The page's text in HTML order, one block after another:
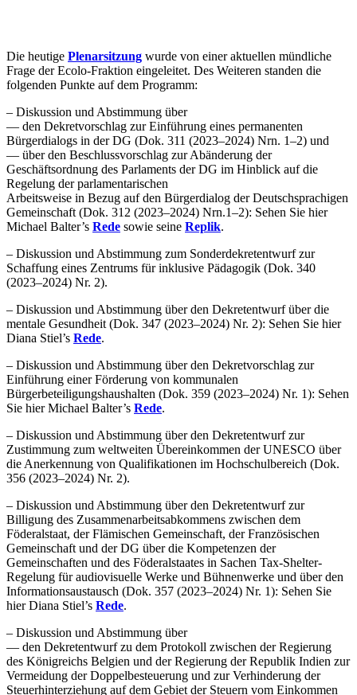
Die heutige Plenarsitzung wurde von einer aktuellen mündliche
Frage der Ecolo-Fraktion eingeleitet. Des Weiteren standen die
folgenden Punkte auf dem Programm:
– Diskussion und Abstimmung über
— den Dekretvorschlag zur Einführung eines permanenten
Bürgerdialogs in derDG (Dok. 311 (2023–2024) Nrn. 1–2) und
— über den Beschlussvorschlag zur Abänderung der
Geschäftsordnung des Parlaments derDG im Hinblick auf die
Regelung der parlamentarischen
Arbeitsweise in Bezug auf den Bürgerdialog der Deutschsprachigen
Gemeinschaft (Dok. 312 (2023–2024) Nrn.1–2): Sehen Sie hier
Michael Balter’s Rede sowie seine Replik.
– Diskussion und Abstimmung zum Sonderdekretentwurf zur
Schaffung eines Zentrums für inklusive Pädagogik (Dok. 340
(2023–2024) Nr. 2).
– Diskussion und Abstimmung über den Dekretentwurf über die
mentale Gesundheit (Dok. 347 (2023–2024) Nr. 2): Sehen Sie hier
Diana Stiel’s Rede.
– Diskussion und Abstimmung über den Dekretvorschlag zur
Einführung einer Förderung von kommunalen
Bürgerbeteiligungshaushalten (Dok. 359 (2023–2024) Nr. 1): Sehen
Sie hier Michael Balter’s Rede.
– Diskussion und Abstimmung über den Dekretentwurf zur
Zustimmung zum weltweiten Übereinkommen derUNESCO über
die Anerkennung von Qualifikationen im Hochschulbereich (Dok.
356 (2023–2024) Nr. 2).
– Diskussion und Abstimmung über den Dekretentwurf zur
Billigung des Zusammenarbeitsabkommens zwischen dem
Föderalstaat, der Flämischen Gemeinschaft, der Französischen
Gemeinschaft und derDG über die Kompetenzen der
Gemeinschaften und des Föderalstaates in Sachen Tax-Shelter-
Regelung für audiovisuelle Werke und Bühnenwerke und über den
Informationsaustausch (Dok. 357 (2023–2024) Nr. 1): Sehen Sie
hier Diana Stiel’s Rede.
– Diskussion und Abstimmung über
— den Dekretentwurf zu dem Protokoll zwischen der Regierung
des Königreichs Belgien und der Regierung der Republik Indien zur
Vermeidung der Doppelbesteuerung und zur Verhinderung der
Steuerhinterziehung auf dem Gebiet der Steuern vom Einkommen